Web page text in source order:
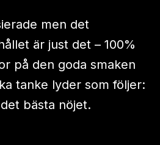
men det
är just det – 100%
på den goda smaken
tanke lyder som följer:
bästa nöjet.